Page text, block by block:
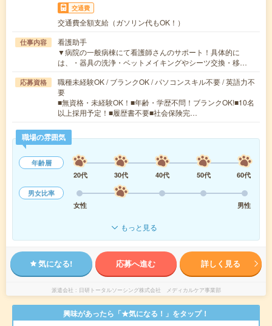
交通費
交通費全額支給（ガソリン代もOK！）
仕事内容
看護助手
▼病院の一般病棟にて看護師さんのサポート！具体的に
は、・器具の洗浄・ベットメイキングやシーツ交換・移…
応募資格
職種未経験OK / ブランクOK / パソコンスキル不要 / 英語力不
要
■無資格・未経験OK！■年齢・学歴不問！ブランクOK!■10名
以上採用予定！■履歴書不要■社会保険完…
職場の雰囲気
年齢層
20代
30代 40代 50代
60代
男女比率
女性
男性
もっと見る
気になる! 応募へ進む 詳しく見る
派遣会社 日研トータルソーシング株式会社 メディカルケア事業部
興味があったら「★気になる！」をタップ！